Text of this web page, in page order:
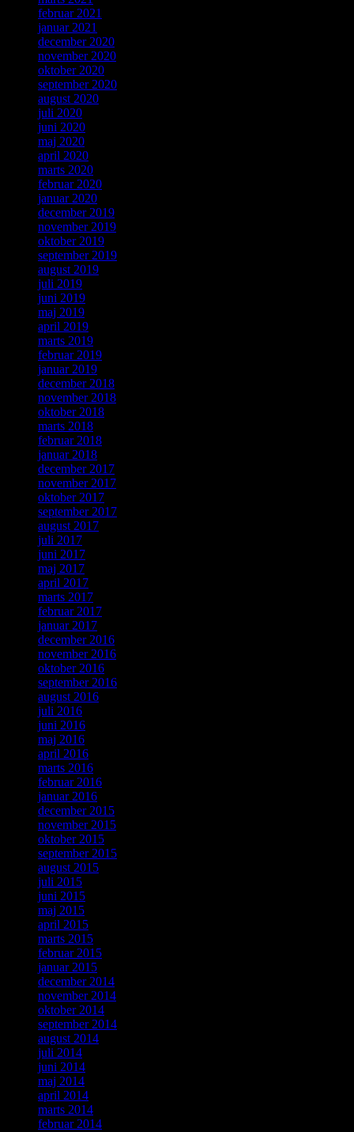
februar 2021
januar 2021
december 2020
november 2020
oktober 2020
september 2020
august 2020
juli 2020
juni 2020
maj 2020
april 2020
marts 2020
februar 2020
januar 2020
december 2019
november 2019
oktober 2019
september 2019
august 2019
juli 2019
juni 2019
maj 2019
april 2019
marts 2019
februar 2019
januar 2019
december 2018
november 2018
oktober 2018
marts 2018
februar 2018
januar 2018
december 2017
november 2017
oktober 2017
september 2017
august 2017
juli 2017
juni 2017
maj 2017
april 2017
marts 2017
februar 2017
januar 2017
december 2016
november 2016
oktober 2016
september 2016
august 2016
juli 2016
juni 2016
maj 2016
april 2016
marts 2016
februar 2016
januar 2016
december 2015
november 2015
oktober 2015
september 2015
august 2015
juli 2015
juni 2015
maj 2015
april 2015
marts 2015
februar 2015
januar 2015
december 2014
november 2014
oktober 2014
september 2014
august 2014
juli 2014
juni 2014
maj 2014
april 2014
marts 2014
februar 2014